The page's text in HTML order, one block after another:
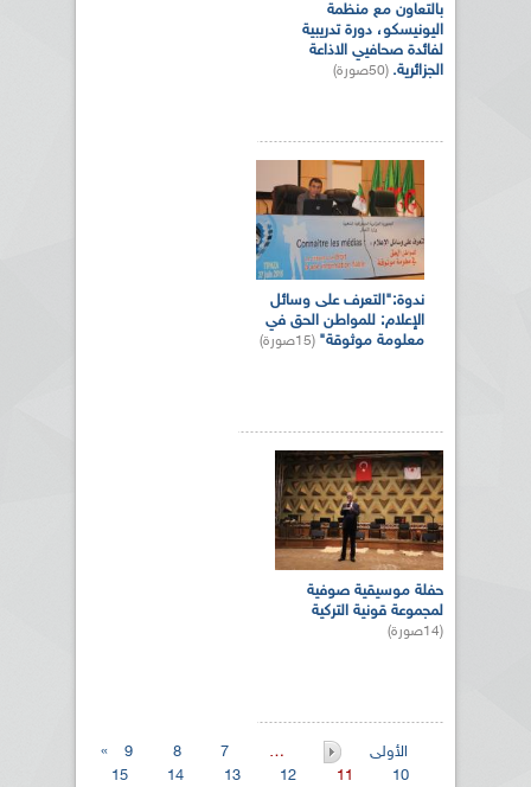
بالتعاون مع منظمة
اليونيسكو، دورة تدريبية
لفائدة صحافيي الاذاعة
الجزائرية. (50صورة)
ندوة:"التعرف على وسائل
الإعلام: للمواطن الحق في
معلومة موثوقة" (15صورة)
حفلة موسيقية صوفية
لمجموعة قونية التركية
(14صورة)
« الأولى …
7
8
9
10
11
12
13
14
15